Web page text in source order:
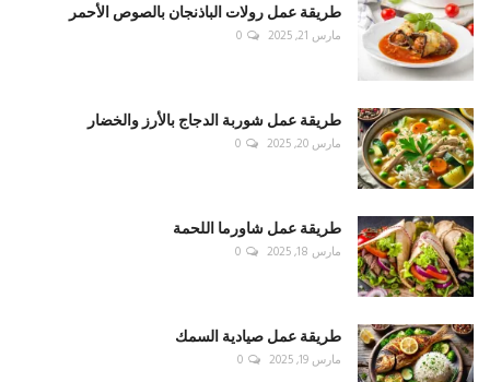
طريقة عمل رولات الباذنجان بالصوص الأحمر
مارس 21, 2025 0
طريقة عمل شوربة الدجاج بالأرز والخضار
مارس 20, 2025 0
طريقة عمل شاورما اللحمة
مارس 18, 2025 0
طريقة عمل صيادية السمك
مارس 19, 2025 0